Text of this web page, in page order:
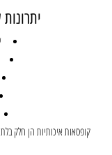
קופסאות איכותיות הן חלק